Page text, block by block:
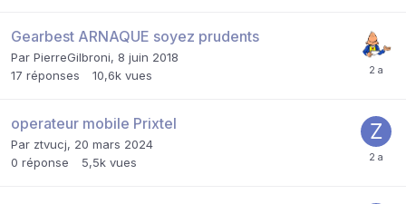
Gearbest ARNAQUE soyez prudents
Par PierreGilbroni, 8 juin 2018
17 réponses 10,6k vues
operateur mobile Prixtel
Par ztvucj, 20 mars 2024
0 réponse 5,5k vues